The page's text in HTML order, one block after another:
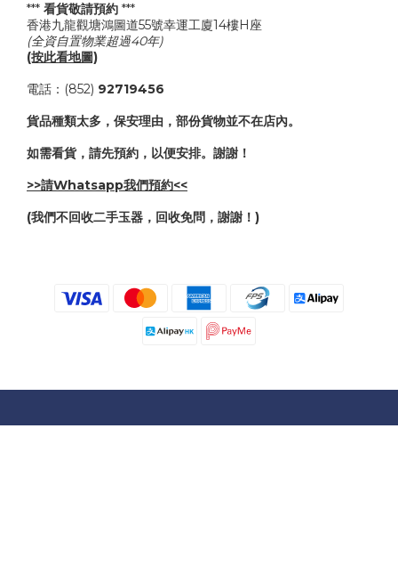
*** 看貨敬請預約 ***
香港九龍觀塘鴻圖道55號幸運工廈14樓H座
(全資自置物業超過40年)
(按此看地圖)
電話：(852) 92719456
貨品種類太多，保安理由，部份貨物並不在店內。
如需看貨，請先預約，以便安排。謝謝！
>>請Whatsapp我們預約<<
(我們不回收二手玉器，回收免問，謝謝！)